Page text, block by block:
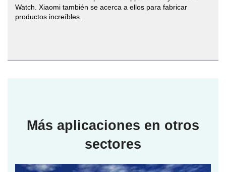
Watch. Xiaomi también se acerca a ellos para fabricar
productos increíbles.
Más aplicaciones en otros
sectores